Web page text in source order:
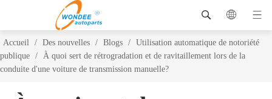
Accueil / Des nouvelles / Blogs / Utilisation automatique de notoriété
publique / À quoi sert de rétrogradation et de ravitaillement lors de la
conduite d'une voiture de transmission manuelle?